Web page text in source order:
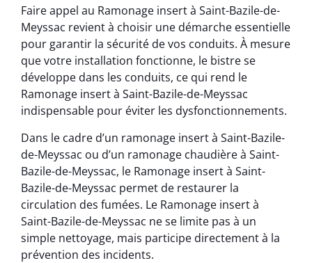
Faire appel au Ramonage insert à Saint-Bazile-de-
Meyssac revient à choisir une démarche essentielle
pour garantir la sécurité de vos conduits. À mesure
que votre installation fonctionne, le bistre se
développe dans les conduits, ce qui rend le
Ramonage insert à Saint-Bazile-de-Meyssac
indispensable pour éviter les dysfonctionnements.
Dans le cadre d’un ramonage insert à Saint-Bazile-
de-Meyssac ou d’un ramonage chaudière à Saint-
Bazile-de-Meyssac, le Ramonage insert à Saint-
Bazile-de-Meyssac permet de restaurer la
circulation des fumées. Le Ramonage insert à
Saint-Bazile-de-Meyssac ne se limite pas à un
simple nettoyage, mais participe directement à la
prévention des incidents.